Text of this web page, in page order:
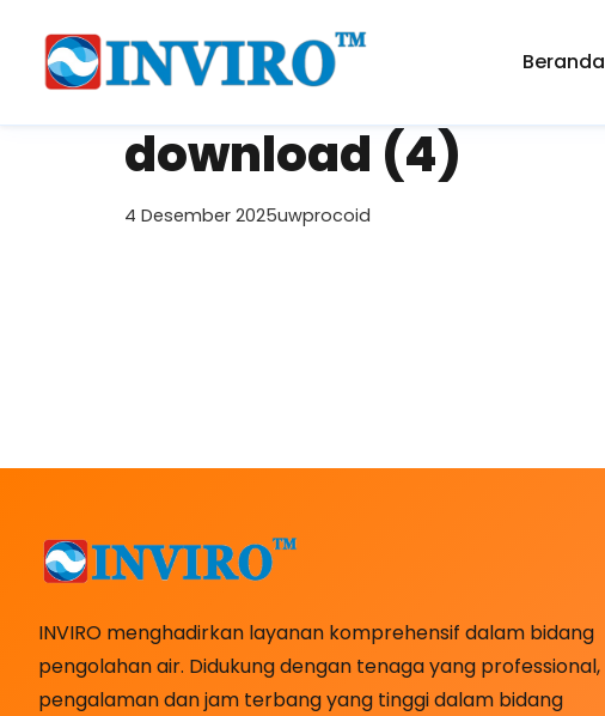
Beranda
download (4)
4 Desember 2025uwprocoid
INVIRO menghadirkan layanan komprehensif dalam bidang
pengolahan air. Didukung dengan tenaga yang professional,
pengalaman dan jam terbang yang tinggi dalam bidang